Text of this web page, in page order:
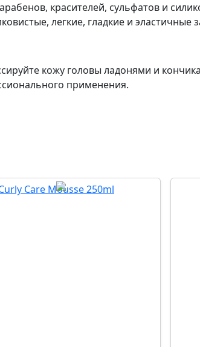
красителей, сульфатов и
легкие, гладкие и
кожу головы ладонями и
применения.